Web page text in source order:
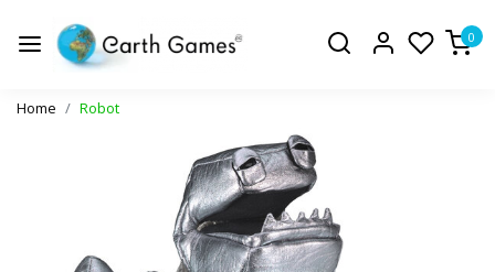
0
Home Robot